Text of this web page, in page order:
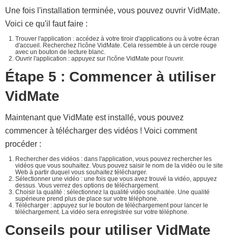
Une fois l'installation terminée, vous pouvez ouvrir VidMate.
Voici ce qu'il faut faire :
Trouver l'application : accédez à votre tiroir d'applications ou à votre écran
d'accueil. Recherchez l'icône VidMate. Cela ressemble à un cercle rouge
avec un bouton de lecture blanc.
Ouvrir l'application : appuyez sur l'icône VidMate pour l'ouvrir.
Étape 5 : Commencer à utiliser
VidMate
Maintenant que VidMate est installé, vous pouvez
commencer à télécharger des vidéos ! Voici comment
procéder :
Rechercher des vidéos : dans l'application, vous pouvez rechercher les
vidéos que vous souhaitez. Vous pouvez saisir le nom de la vidéo ou le site
Web à partir duquel vous souhaitez télécharger.
Sélectionner une vidéo : une fois que vous avez trouvé la vidéo, appuyez
dessus. Vous verrez des options de téléchargement.
Choisir la qualité : sélectionnez la qualité vidéo souhaitée. Une qualité
supérieure prend plus de place sur votre téléphone.
Télécharger : appuyez sur le bouton de téléchargement pour lancer le
téléchargement. La vidéo sera enregistrée sur votre téléphone.
Conseils pour utiliser VidMate